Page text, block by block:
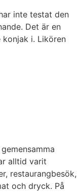
inte testat den
Det är en
i. Likören
alltid varit
restaurangbesök,
och dryck. På